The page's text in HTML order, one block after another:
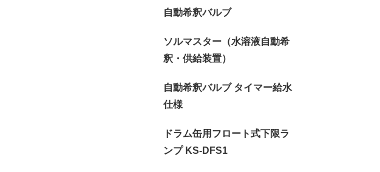
自動希釈バルブ
ソルマスター（水溶液自動希
釈・供給装置）
自動希釈バルブ タイマー給水
仕様
ドラム缶用フロート式下限ラ
ンプ KS-DFS1